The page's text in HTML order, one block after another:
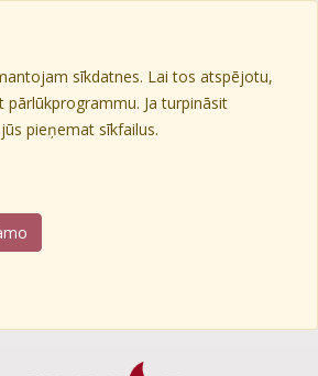
sīkdatnes. Lai tos atspējotu,
pārlūkprogrammu. Ja turpināsit
pieņemat sīkfailus.